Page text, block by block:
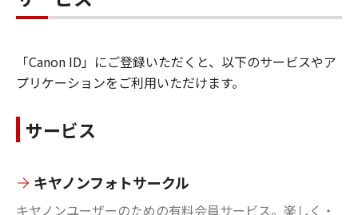
「Canon ID」にご登録いただくと、以下のサービスやア
プリケーションをご利用いただけます。
サービス
キヤノンフォトサークル
キヤノンユーザーのための有料会員サービス。楽しく・